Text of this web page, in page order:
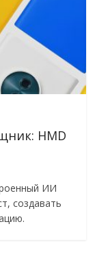
HMD
ИИ
создавать